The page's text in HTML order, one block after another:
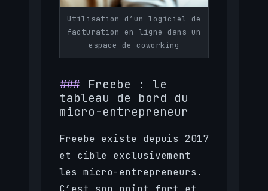
Utilisation d’un logiciel de
facturation en ligne dans un
espace de coworking
Freebe : le
tableau de bord du
micro-entrepreneur
Freebe existe depuis 2017
et cible exclusivement
les micro-entrepreneurs.